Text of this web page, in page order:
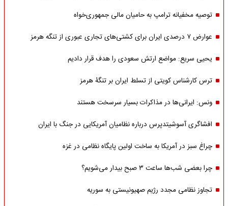
توصیه مخفیانه ترامپ به حامیان مالی جمهوری‌خواه
عوارض ۷ درصدی ایران برای کشتی‌های تجاری عبوری از تنگه هرمز
یحیی سریع: مواضع ارتش سعودی را هدف قرار دادیم
ترس کارشناس کویتی از تسلط ایران بر تنگۀ هرمز
ونس: ایرانی‌ها در مذاکرات بسیار سرسخت هستند
افشاگری آسوشیتدپرس درباره نظامیان آمریکایی در جنگ با ایران
چراغ سبز در آمریکا به ساخت اولین پایگاه نظامی در غزه
چرا بعضی شب‌ها ساعت ۳ صبح بیدار می‌شویم؟
تجاوز نظامی مجدد رژیم صهیونیستی به سوریه